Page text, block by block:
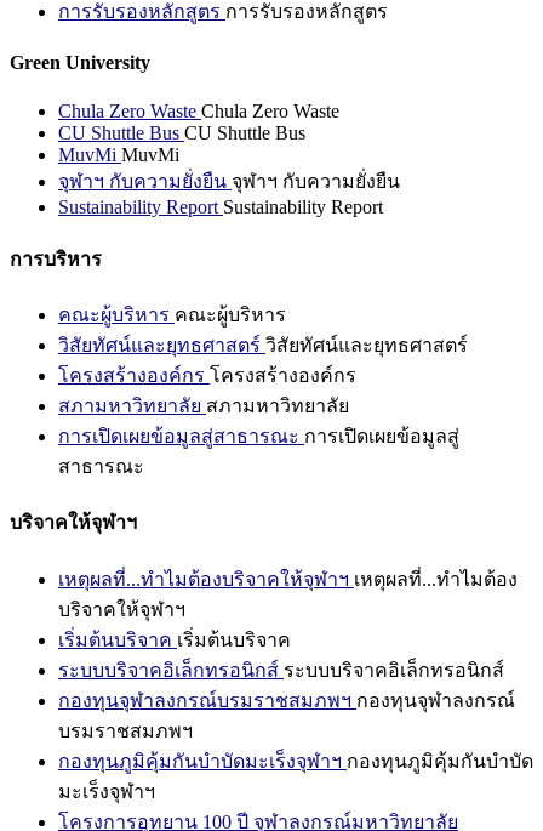
การรับรองหลักสูตร การรับรองหลักสูตร
Green University
Chula Zero Waste Chula Zero Waste
CU Shuttle Bus CU Shuttle Bus
MuvMi MuvMi
จุฬาฯ กับความยั่งยืน จุฬาฯ กับความยั่งยืน
Sustainability Report Sustainability Report
การบริหาร
คณะผู้บริหาร คณะผู้บริหาร
วิสัยทัศน์และยุทธศาสตร์ วิสัยทัศน์และยุทธศาสตร์
โครงสร้างองค์กร โครงสร้างองค์กร
สภามหาวิทยาลัย สภามหาวิทยาลัย
การเปิดเผยข้อมูลสู่สาธารณะ การเปิดเผยข้อมูลสู่
สาธารณะ
บริจาคให้จุฬาฯ
เหตุผลที่...ทำไมต้องบริจาคให้จุฬาฯ เหตุผลที่...ทำไมต้อง
บริจาคให้จุฬาฯ
เริ่มต้นบริจาค เริ่มต้นบริจาค
ระบบบริจาคอิเล็กทรอนิกส์ ระบบบริจาคอิเล็กทรอนิกส์
กองทุนจุฬาลงกรณ์บรมราชสมภพฯ กองทุนจุฬาลงกรณ์
บรมราชสมภพฯ
กองทุนภูมิคุ้มกันบำบัดมะเร็งจุฬาฯ กองทุนภูมิคุ้มกันบำบัด
มะเร็งจุฬาฯ
โครงการอุทยาน 100 ปี จุฬาลงกรณ์มหาวิทยาลัย